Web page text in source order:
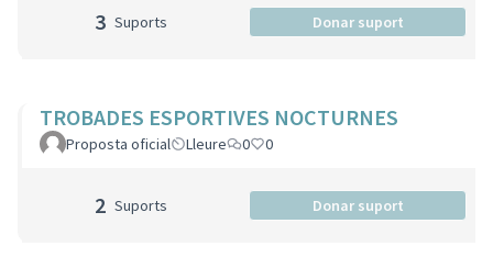
3 Suports Donar suport
TROBADES ESPORTIVES NOCTURNES
Proposta oficial Lleure 0 0
2 Suports Donar suport